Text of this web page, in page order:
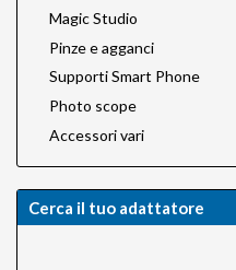
Magic Studio
Pinze e agganci
Supporti Smart Phone
Photo scope
Accessori vari
Cerca il tuo adattatore